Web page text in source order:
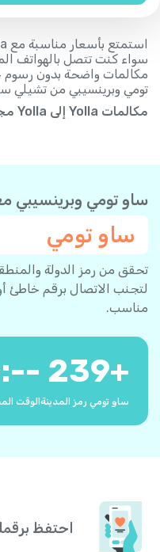
مكالمات واضحة بدون رسوم
تومي وبرينسيبي من تشيلي
مكالمات Yolla إلى Yolla مجانية دائماً!
ساو تومي وبرينسيبي
ساو تومي
تحقق من رمز الدولة
لتجنب الاتصال برقم خاطئ
مناسب.
+
239
ساو تومي رمز المدينةالوقت
احتفظ